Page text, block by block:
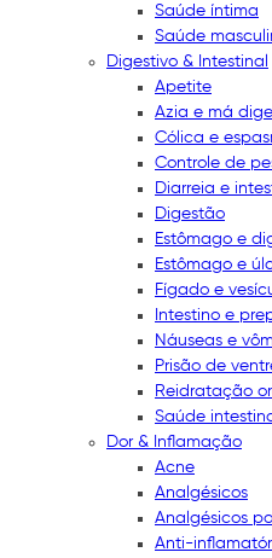
Saúde íntima
Saúde
Digestivo & Intestinal
Apetite
Azia e má
Cólica e
Controle de
Diarreia e
Digestão
Estômago e
Estômago e
Fígado e
Intestino e
Náuseas e
Prisão de
Reidratação
Saúde
Dor & Inflamação
Acne
Analgésicos
Analgésicos
Anti-